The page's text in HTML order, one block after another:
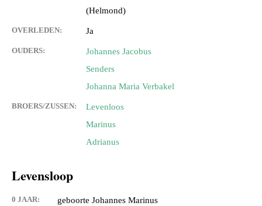
(Helmond)
OVERLEDEN: Ja
OUDERS:
Johannes Jacobus
Senders
Johanna Maria Verbakel
BROERS/ZUSSEN:
Levenloos
Marinus
Adrianus
Levensloop
0 JAAR: geboorte Johannes Marinus